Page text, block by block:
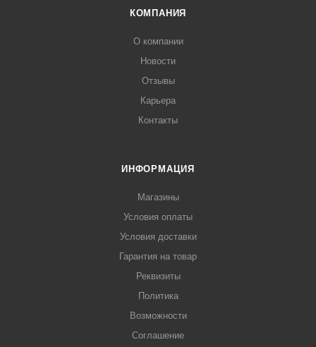
КОМПАНИЯ
О компании
Новости
Отзывы
Карьера
Контакты
ИНФОРМАЦИЯ
Магазины
Условия оплаты
Условия доставки
Гарантия на товар
Реквизиты
Политика
Возможности
Соглашение